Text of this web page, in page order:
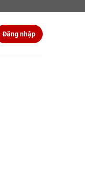
Đăng nhập